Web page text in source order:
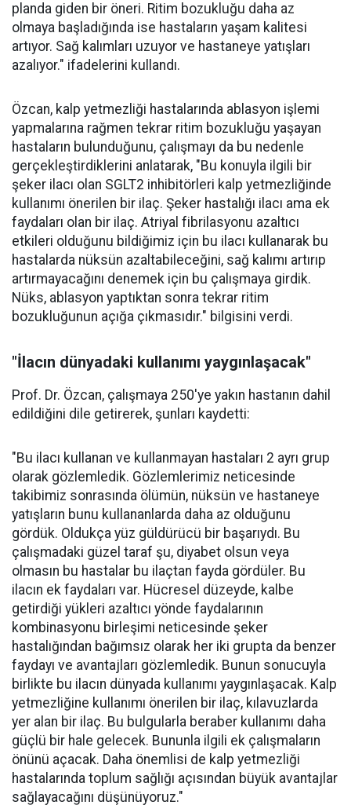
planda giden bir öneri. Ritim bozukluğu daha az
olmaya başladığında ise hastaların yaşam kalitesi
artıyor. Sağ kalımları uzuyor ve hastaneye yatışları
azalıyor." ifadelerini kullandı.
Özcan, kalp yetmezliği hastalarında ablasyon işlemi
yapmalarına rağmen tekrar ritim bozukluğu yaşayan
hastaların bulunduğunu, çalışmayı da bu nedenle
gerçekleştirdiklerini anlatarak, "Bu konuyla ilgili bir
şeker ilacı olan SGLT2 inhibitörleri kalp yetmezliğinde
kullanımı önerilen bir ilaç. Şeker hastalığı ilacı ama ek
faydaları olan bir ilaç. Atriyal fibrilasyonu azaltıcı
etkileri olduğunu bildiğimiz için bu ilacı kullanarak bu
hastalarda nüksün azaltabileceğini, sağ kalımı artırıp
artırmayacağını denemek için bu çalışmaya girdik.
Nüks, ablasyon yaptıktan sonra tekrar ritim
bozukluğunun açığa çıkmasıdır." bilgisini verdi.
"İlacın dünyadaki kullanımı yaygınlaşacak"
Prof. Dr. Özcan, çalışmaya 250'ye yakın hastanın dahil
edildiğini dile getirerek, şunları kaydetti:
"Bu ilacı kullanan ve kullanmayan hastaları 2 ayrı grup
olarak gözlemledik. Gözlemlerimiz neticesinde
takibimiz sonrasında ölümün, nüksün ve hastaneye
yatışların bunu kullananlarda daha az olduğunu
gördük. Oldukça yüz güldürücü bir başarıydı. Bu
çalışmadaki güzel taraf şu, diyabet olsun veya
olmasın bu hastalar bu ilaçtan fayda gördüler. Bu
ilacın ek faydaları var. Hücresel düzeyde, kalbe
getirdiği yükleri azaltıcı yönde faydalarının
kombinasyonu birleşimi neticesinde şeker
hastalığından bağımsız olarak her iki grupta da benzer
faydayı ve avantajları gözlemledik. Bunun sonucuyla
birlikte bu ilacın dünyada kullanımı yaygınlaşacak. Kalp
yetmezliğine kullanımı önerilen bir ilaç, kılavuzlarda
yer alan bir ilaç. Bu bulgularla beraber kullanımı daha
güçlü bir hale gelecek. Bununla ilgili ek çalışmaların
önünü açacak. Daha önemlisi de kalp yetmezliği
hastalarında toplum sağlığı açısından büyük avantajlar
sağlayacağını düşünüyoruz."